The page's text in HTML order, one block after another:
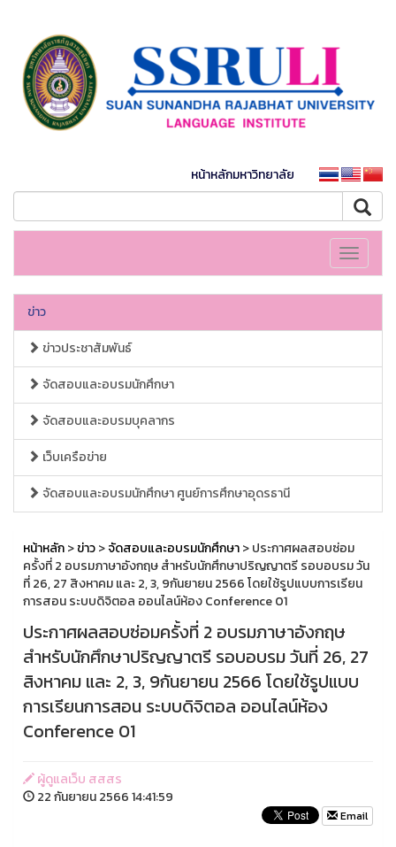
หน้าหลักมหาวิทยาลัย
Toggle
ข่าว
ข่าวประชาสัมพันธ์
จัดสอบและอบรมนักศึกษา
จัดสอบและอบรมบุคลากร
เว็บเครือข่าย
จัดสอบและอบรมนักศึกษา ศูนย์การศึกษาอุดรธานี
หน้าหลัก>ข่าว>จัดสอบและอบรมนักศึกษา> ประกาศผลสอบซ่อม
ครั้งที่ 2 อบรมภาษาอังกฤษ สำหรับนักศึกษาปริญญาตรี รอบอบรม วัน
ที่ 26, 27 สิงหาคม และ 2, 3, 9กันยายน 2566 โดยใช้รูปแบบการเรียน
การสอน ระบบดิจิตอล ออนไลน์ห้อง Conference 01
ประกาศผลสอบซ่อมครั้งที่ 2 อบรมภาษาอังกฤษ
สำหรับนักศึกษาปริญญาตรี รอบอบรม วันที่ 26, 27
สิงหาคม และ 2, 3, 9กันยายน 2566 โดยใช้รูปแบบ
การเรียนการสอน ระบบดิจิตอล ออนไลน์ห้อง
Conference 01
ผู้ดูแลเว็บ สสสร
22 กันยายน 2566 14:41:59
Email